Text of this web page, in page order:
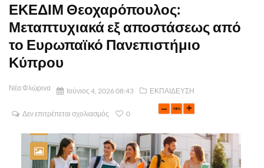
ΕΚΕΔΙΜ Θεοχαρόπουλος:
Μεταπτυχιακά εξ αποστάσεως από
το Ευρωπαϊκό Πανεπιστήμιο
Κύπρου
Νέα Φλώρινα Ιούνιος 4, 2026 08:43 ΕΚΠΑΙΔΕΥΣΗ
Δεν επιτρέπεται σχολιασμός 0